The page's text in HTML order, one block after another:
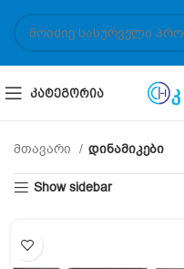
ᲙᲐᲢᲔᲒᲝᲠᲘᲐ
მთავარი დინამიკები
Show sidebar